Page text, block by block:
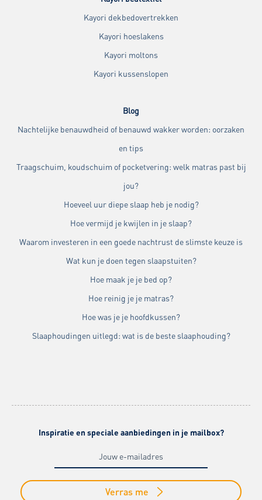
Kayori dekbedovertrekken
Kayori hoeslakens
Kayori moltons
Kayori kussenslopen
Blog
Nachtelijke benauwdheid of benauwd wakker worden: oorzaken
en tips
Traagschuim, koudschuim of pocketvering: welk matras past bij
jou?
Hoeveel uur diepe slaap heb je nodig?
Hoe vermijd je kwijlen in je slaap?
Waarom investeren in een goede nachtrust de slimste keuze is
Wat kun je doen tegen slaapstuiten?
Hoe maak je je bed op?
Hoe reinig je je matras?
Hoe was je je hoofdkussen?
Slaaphoudingen uitlegd: wat is de beste slaaphouding?
Inspiratie en speciale aanbiedingen in je mailbox?
Verras me